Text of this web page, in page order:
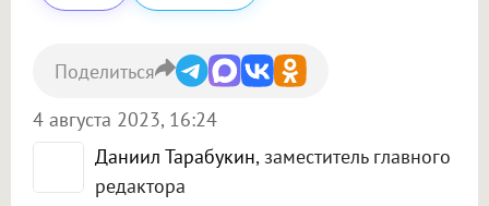
Даниил Тарабукин, заместитель главного
редактора
4 августа 2023, 16:24
Поделиться